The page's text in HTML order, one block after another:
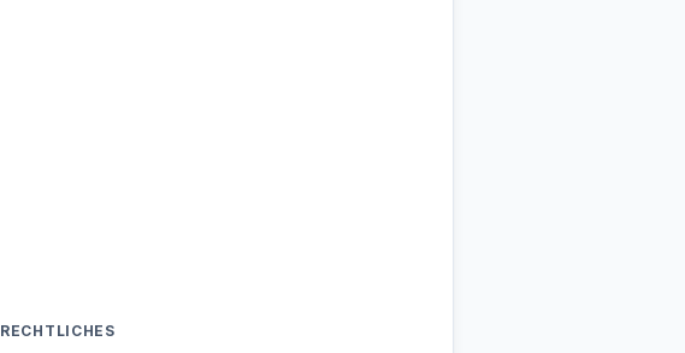
RECHTLICHES